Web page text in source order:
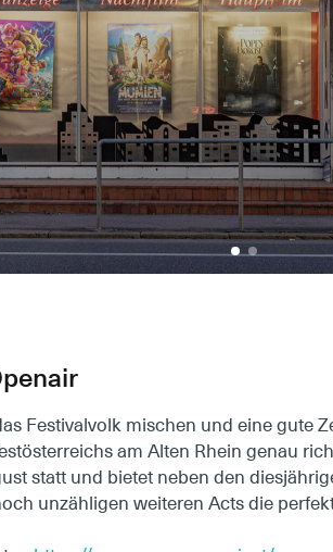
Festivalvolk mischen und eine gute
am Alten Rhein genau
statt und bietet neben den
unzähligen weiteren Acts die